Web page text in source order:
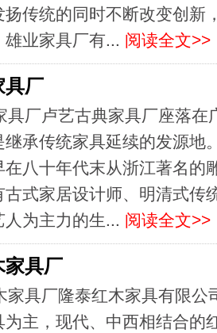
传统的同时不断改变创新
业家具厂有... 阅读全文>>
具厂
具厂卢艺古典家具厂座落
承传统家具延续的发源地
八十年代末从浙江著名的
式家居设计师、明清式传
为主力的生... 阅读全文>>
家具厂
家具厂隆泰红木家具有限
主，现代、中西相结合的